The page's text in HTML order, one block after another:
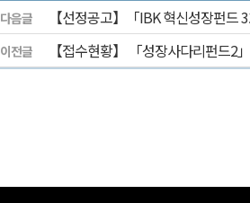
다음글 【선정공고】「IBK 혁신성장펀드
이전글 【접수현황】 「성장사다리펀드2